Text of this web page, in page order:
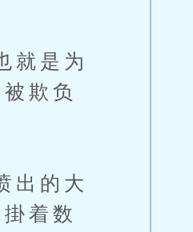
就是为
欺负
出的大
着数